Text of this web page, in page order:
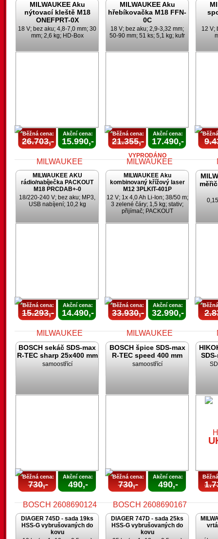
MILWAUKEE Aku
nýtovací kleště M18
ONEFPRT-0X
18 V; bez aku; 4,8-7,0 mm; 30
mm; 2,6 kg; HD-Box
Běžná cena:
26.703,-
Akční cena:
15.990,-
MILWAUKEE Aku
hřebíkovačka M18 FFN-
0C
18 V; bez aku; 2,9-3,32 mm;
50-90 mm; 51 ks; 5,1 kg; kufr
Běžná cena:
21.355,-
Akční cena:
17.490,-
VYPRODÁNO
12 V;
MILWAUKEE AKU
rádio/nabíječka PACKOUT
M18 PRCDAB+-0
18/220-240 V; bez aku; MP3,
USB nabíjení; 10,2 kg
Běžná cena:
15.293,-
Akční cena:
14.490,-
MILWAUKEE Aku
kombinovaný křížový laser
M12 3PLKIT-401P
12 V; 1x 4,0 Ah Li-Ion; 38/50 m;
3 zelené čáry; 1,5 kg; stativ;
přijímač; PACKOUT
Běžná cena:
33.930,-
Akční cena:
32.990,-
BOSCH sekáč SDS-max
R-TEC sharp 25x400 mm
samoostřící
Běžná cena:
730,-
Akční cena:
490,-
BOSCH špice SDS-max
R-TEC speed 400 mm
samoostřící
Běžná cena:
730,-
Akční cena:
490,-
DIAGER 745D - sada 19ks
HSS-G vybrušovaných do
kovu
DIAGER 747D - sada 25ks
HSS-G vybrušovaných do
kovu